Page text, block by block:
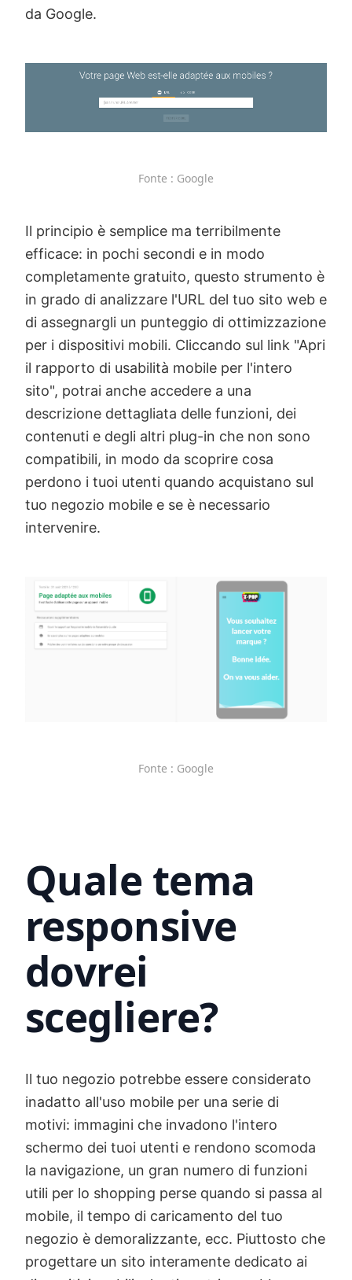
da Google.
Fonte : Google
Il principio è semplice ma terribilmente
efficace: in pochi secondi e in modo
completamente gratuito, questo strumento è
in grado di analizzare l'URL del tuo sito web e
di assegnargli un punteggio di ottimizzazione
per i dispositivi mobili. Cliccando sul link "Apri
il rapporto di usabilità mobile per l'intero
sito", potrai anche accedere a una
descrizione dettagliata delle funzioni, dei
contenuti e degli altri plug-in che non sono
compatibili, in modo da scoprire cosa
perdono i tuoi utenti quando acquistano sul
tuo negozio mobile e se è necessario
intervenire.
Fonte : Google
Quale tema
responsive
dovrei
scegliere?
Il tuo negozio potrebbe essere considerato
inadatto all'uso mobile per una serie di
motivi: immagini che invadono l'intero
schermo dei tuoi utenti e rendono scomoda
la navigazione, un gran numero di funzioni
utili per lo shopping perse quando si passa al
mobile, il tempo di caricamento del tuo
negozio è demoralizzante, ecc. Piuttosto che
progettare un sito interamente dedicato ai